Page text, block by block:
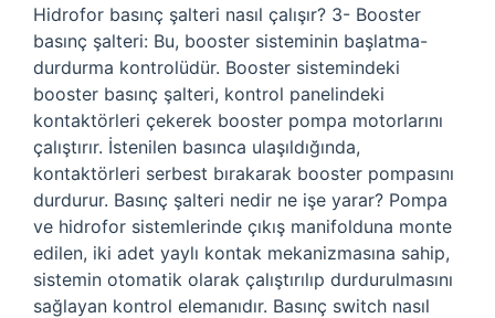
Hidrofor basınç şalteri nasıl çalışır? 3- Booster
basınç şalteri: Bu, booster sisteminin başlatma-
durdurma kontrolüdür. Booster sistemindeki
booster basınç şalteri, kontrol panelindeki
kontaktörleri çekerek booster pompa motorlarını
çalıştırır. İstenilen basınca ulaşıldığında,
kontaktörleri serbest bırakarak booster pompasını
durdurur. Basınç şalteri nedir ne işe yarar? Pompa
ve hidrofor sistemlerinde çıkış manifolduna monte
edilen, iki adet yaylı kontak mekanizmasına sahip,
sistemin otomatik olarak çalıştırılıp durdurulmasını
sağlayan kontrol elemanıdır. Basınç switch nasıl